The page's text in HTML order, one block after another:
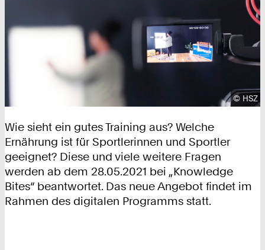
© HSZ
Wie sieht ein gutes Training aus? Welche
Ernährung ist für Sportlerinnen und Sportler
geeignet? Diese und viele weitere Fragen
werden ab dem 28.05.2021 bei „Knowledge
Bites“ beantwortet. Das neue Angebot findet im
Rahmen des digitalen Programms statt.